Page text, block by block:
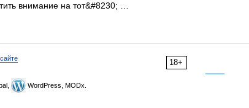
внимание на тот&#8230; …
18+
WordPress, MODx.